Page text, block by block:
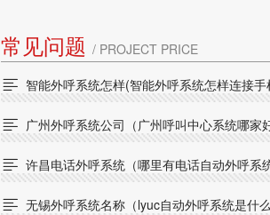
常见问题 / PROJECT PRICE
 智能外呼系统怎样(智能外呼系统怎样连接手
 广州外呼系统公司（广州呼叫中心系统哪家
 许昌电话外呼系统（哪里有电话自动外呼系
 无锡外呼系统名称（lyuc自动外呼系统是什